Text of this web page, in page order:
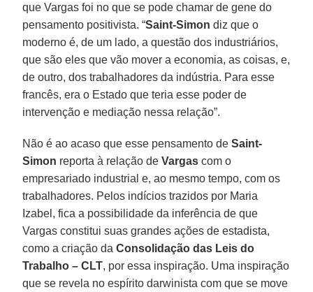
que Vargas foi no que se pode chamar de gene do
pensamento positivista. “Saint-Simon diz que o
moderno é, de um lado, a questão dos industriários,
que são eles que vão mover a economia, as coisas, e,
de outro, dos trabalhadores da indústria. Para esse
francês, era o Estado que teria esse poder de
intervenção e mediação nessa relação”.
Não é ao acaso que esse pensamento deSaint-
Simon reporta à relação deVargas com o
empresariado industrial e, ao mesmo tempo, com os
trabalhadores. Pelos indícios trazidos por Maria
Izabel, fica a possibilidade da inferência de que
Vargas constitui suas grandes ações de estadista,
como a criação daConsolidação das Leis do
Trabalho – CLT, por essa inspiração. Uma inspiração
que se revela no espírito darwinista com que se move